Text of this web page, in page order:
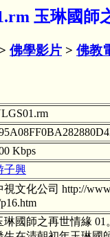
玉琳國師
佛學影片 > 佛教
Kbps
子興
視文化公司 http://
琳國師之再世情緣 01